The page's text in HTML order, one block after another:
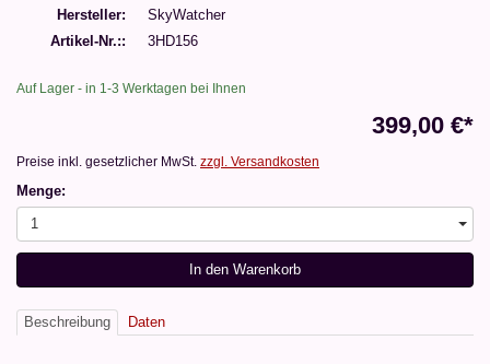
Hersteller
SkyWatcher
Artikel-Nr.:
3HD156
Auf Lager - in 1-3 Werktagen bei Ihnen
399,00 €*
Preise inkl. gesetzlicher MwSt. zzgl. Versandkosten
Menge:
1
In den Warenkorb
Beschreibung Daten